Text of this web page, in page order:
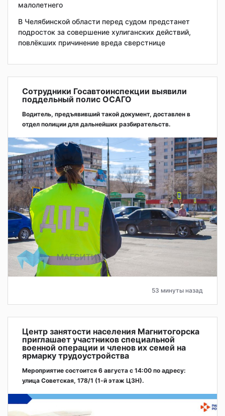
малолетнего
В Челябинской области перед судом предстанет
подросток за совершение хулиганских действий,
повлёкших причинение вреда сверстнице
Сотрудники Госавтоинспекции выявили
поддельный полис ОСАГО
Водитель, предъявивший такой документ, доставлен в
отдел полиции для дальнейших разбирательств.
53 минуты назад
Центр занятости населения Магнитогорска
приглашает участников специальной
военной операции и членов их семей на
ярмарку трудоустройства
Мероприятие состоится 6 августа с 14:00 по адресу:
улица Советская, 178/1 (1‑й этаж ЦЗН).